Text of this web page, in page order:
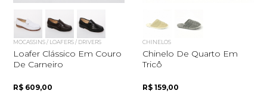
MOCASSINS / LOAFERS / DRIVERS
Loafer Clássico Em Couro
De Carneiro
R$ 609,00
CHINELOS
Chinelo De Quarto Em
Tricô
R$ 159,00